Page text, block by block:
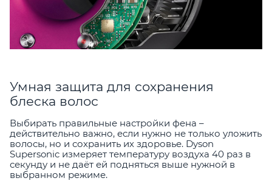
Умная защита для сохранения
блеска волос
Выбирать правильные настройки фена –
действительно важно, если нужно не только уложить
волосы, но и сохранить их здоровье. Dyson
Supersonic измеряет температуру воздуха 40 раз в
секунду и не даёт ей подняться выше нужной в
выбранном режиме.